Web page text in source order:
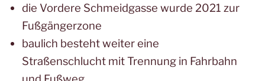
die Vordere Schmeidgasse wurde 2021 zur
Fußgängerzone
baulich besteht weiter eine
Straßenschlucht mit Trennung in Fahrbahn